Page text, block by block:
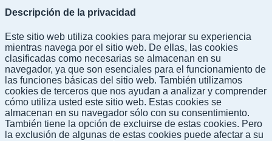
Descripción de la privacidad
Este sitio web utiliza cookies para mejorar su experiencia
mientras navega por el sitio web. De ellas, las cookies
clasificadas como necesarias se almacenan en su
navegador, ya que son esenciales para el funcionamiento de
las funciones básicas del sitio web. También utilizamos
cookies de terceros que nos ayudan a analizar y comprender
cómo utiliza usted este sitio web. Estas cookies se
almacenan en su navegador sólo con su consentimiento.
También tiene la opción de excluirse de estas cookies. Pero
la exclusión de algunas de estas cookies puede afectar a su